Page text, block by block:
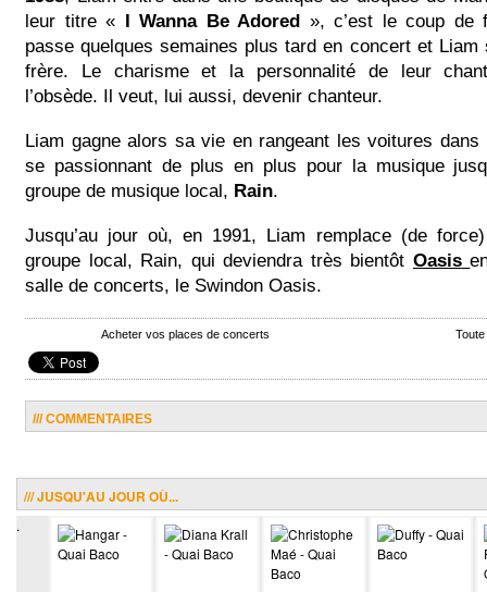
leur titre « I Wanna Be Adored », c’est le coup de
passe quelques semaines plus tard en concert et Liam
frère. Le charisme et la personnalité de leur
l’obsède. Il veut, lui aussi, devenir chanteur.
Liam gagne alors sa vie en rangeant les voitures dans
se passionnant de plus en plus pour la musique
groupe de musique local, Rain.
Jusqu’au jour où, en 1991, Liam remplace (de
groupe local, Rain, qui deviendra très bientôt Oasis
salle de concerts, le Swindon Oasis.
Acheter vos places de concerts
/// COMMENTAIRES
/// JUSQU'AU JOUR OÙ...
.